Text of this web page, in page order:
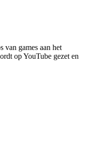
van games aan het
op YouTube gezet en